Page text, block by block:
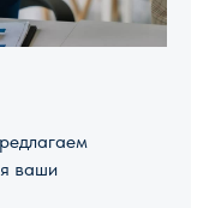
ваши